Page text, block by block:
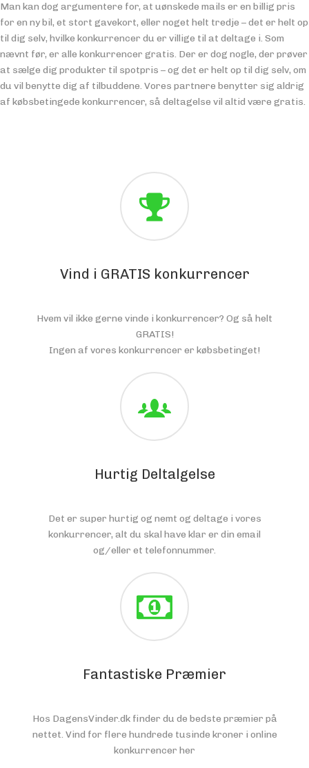
Man kan dog argumentere for, at uønskede mails er en billig pris
for en ny bil, et stort gavekort, eller noget helt tredje – det er helt op
til dig selv, hvilke konkurrencer du er villige til at deltage i. Som
nævnt før, er alle konkurrencer gratis. Der er dog nogle, der prøver
at sælge dig produkter til spotpris – og det er helt op til dig selv, om
du vil benytte dig af tilbuddene. Vores partnere benytter sig aldrig
af købsbetingede konkurrencer, så deltagelse vil altid være gratis.
Vind i GRATIS konkurrencer
Hvem vil ikke gerne vinde i konkurrencer? Og så helt
GRATIS!
Ingen af vores konkurrencer er købsbetinget!
Hurtig Deltalgelse
Det er super hurtig og nemt og deltage i vores
konkurrencer, alt du skal have klar er din email
og/eller et telefonnummer.
Fantastiske Præmier
Hos DagensVinder.dk finder du de bedste præmier på
nettet. Vind for flere hundrede tusinde kroner i online
konkurrencer her